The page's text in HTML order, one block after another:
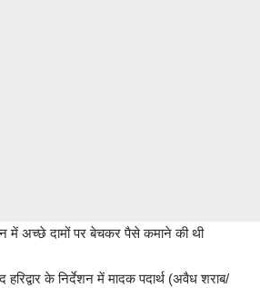
में अच्छे दामों पर बेचकर पैसे कमाने की थी
के निर्देशन में मादक पदार्थ (अवैध शराब/